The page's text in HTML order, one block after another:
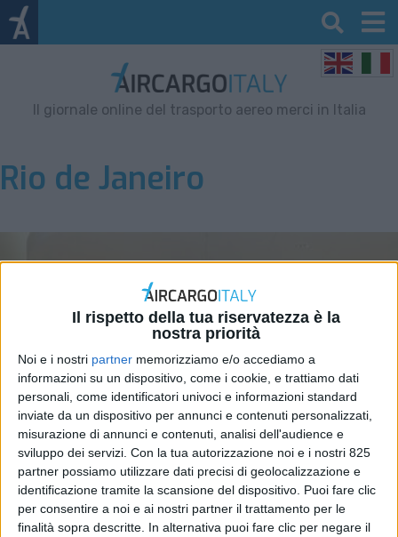
Il rispetto della tua riservatezza è la
nostra priorità
Noi e i nostri partner memorizziamo e/o accediamo a
informazioni su un dispositivo, come i cookie, e trattiamo dati
personali, come identificatori univoci e informazioni standard
inviate da un dispositivo per annunci e contenuti personalizzati,
misurazione di annunci e contenuti, analisi dell'audience e
sviluppo dei servizi. Con la tua autorizzazione noi e i nostri 825
partner possiamo utilizzare dati precisi di geolocalizzazione e
identificazione tramite la scansione del dispositivo. Puoi fare clic
per consentire a noi e ai nostri partner il trattamento per le
finalità sopra descritte. In alternativa puoi fare clic per negare il
Il giornale online del trasporto aereo merci in Italia
Rio de Janeiro